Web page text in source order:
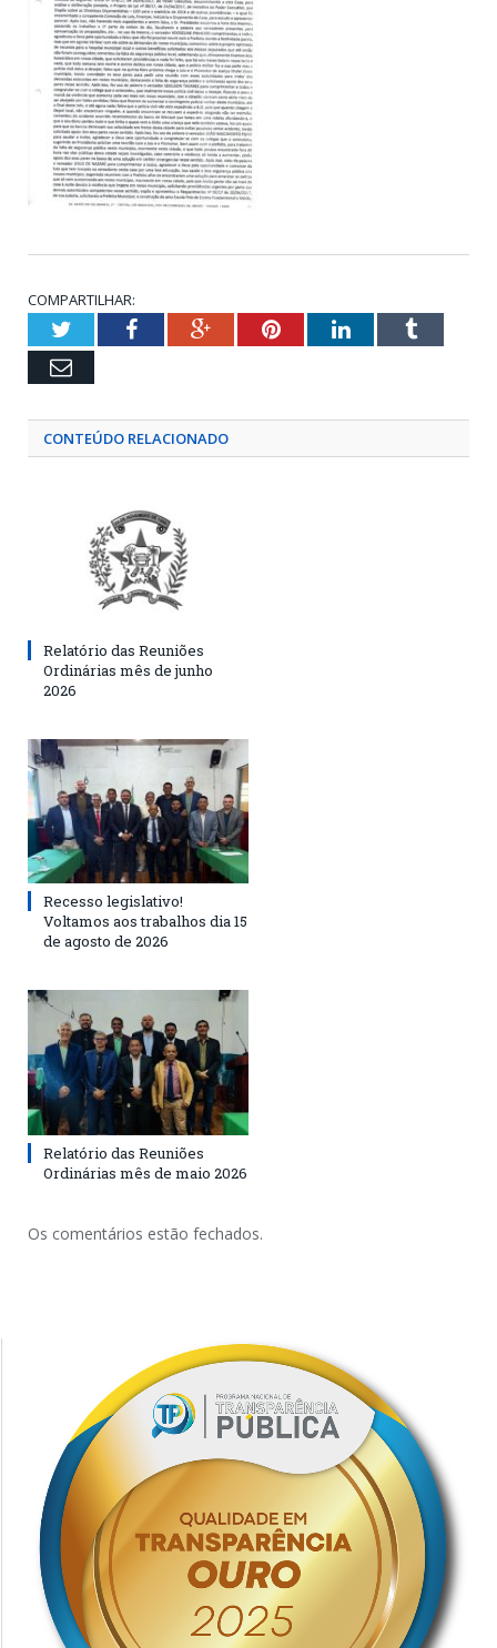
COMPARTILHAR:
TwitterFacebookGoogle+PinterestLinkedInTumblr
Email
CONTEÚDO RELACIONADO
Relatório das Reuniões
Ordinárias mês de junho
2026
Recesso legislativo!
Voltamos aos trabalhos dia 15
de agosto de 2026
Relatório das Reuniões
Ordinárias mês de maio 2026
Os comentários estão fechados.